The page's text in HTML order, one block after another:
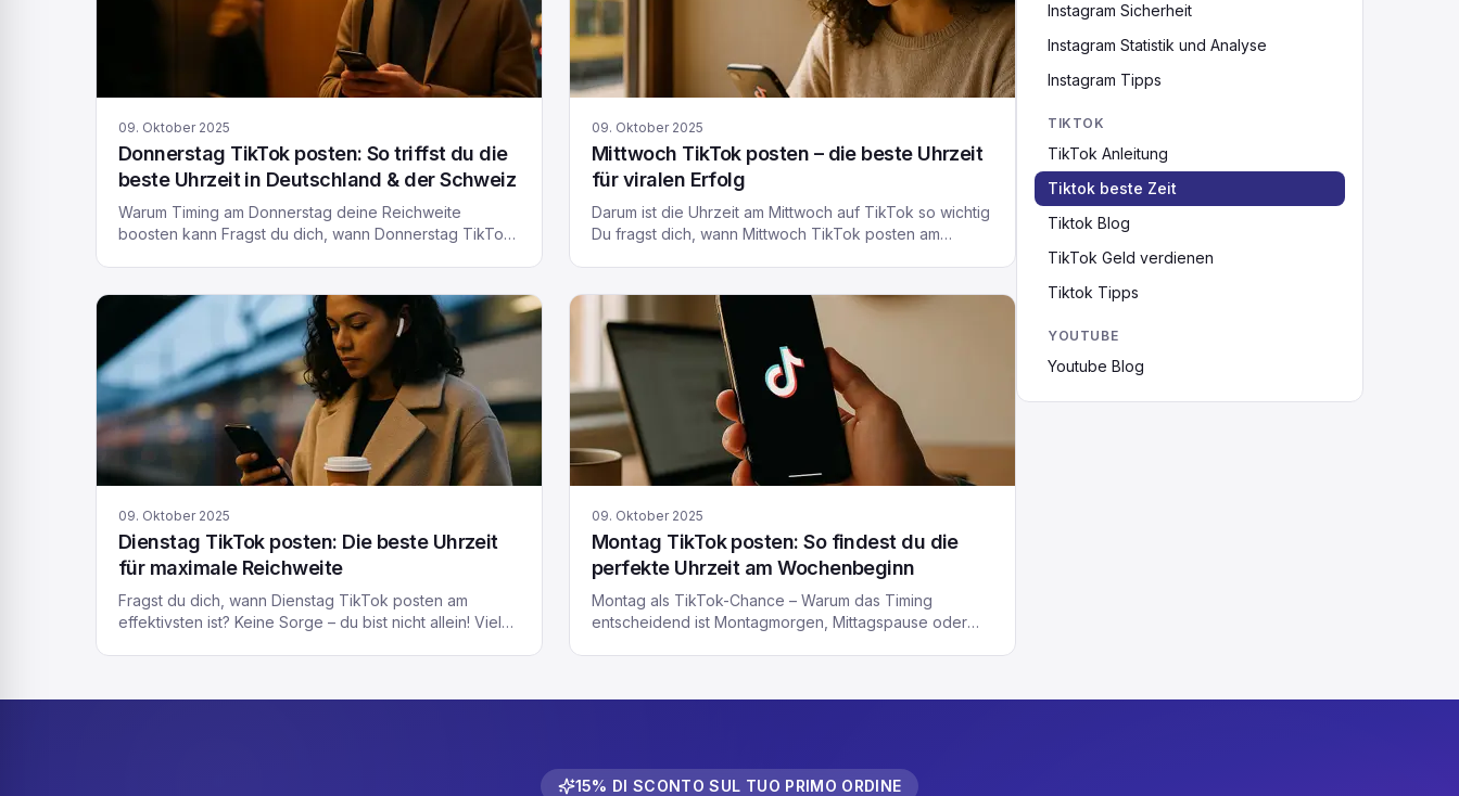
09. Oktober 2025
Donnerstag TikTok posten: So triffst du die
beste Uhrzeit in Deutschland & der Schweiz
Warum Timing am Donnerstag deine Reichweite
boosten kann Fragst du dich, wann Donnerstag TikTok
Engagement einsammelt oder im Feed untergeht. Der
Algorithmus liebt Clips, die in den ersten Minuten Likes,
Kommentare und Wiedergaben bekommen. Postest du
dann, wenn deine […]
09. Oktober 2025
Mittwoch TikTok posten – die beste Uhrzeit
für viralen Erfolg
Darum ist die Uhrzeit am Mittwoch auf TikTok so wichtig
Du fragst dich, wann Mittwoch TikTok posten am
Schweiz stellen sich diese Frage. Der richtige Zeitpunkt
kann darüber entscheiden, ob dein TikTok-Video viral
geht oder in der Masse […]
09. Oktober 2025
Dienstag TikTok posten: Die beste Uhrzeit
für maximale Reichweite
Fragst du dich, wann Dienstag TikTok posten am
effektivsten ist? Keine Sorge – du bist nicht allein! Viele
09. Oktober 2025
Montag TikTok posten: So findest du die
perfekte Uhrzeit am Wochenbeginn
Montag als TikTok-Chance – Warum das Timing
entscheidend ist Montagmorgen, Mittagspause oder
Instagram Sicherheit
Instagram Statistik und Analyse
Instagram Tipps
TIKTOK
TikTok Anleitung
Tiktok beste Zeit
Tiktok Blog
TikTok Geld verdienen
Tiktok Tipps
YOUTUBE
Youtube Blog
15% DI SCONTO SUL TUO PRIMO ORDINE